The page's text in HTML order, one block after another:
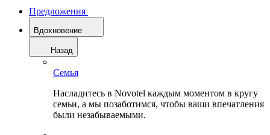
Предложения
Вдохновение
Назад
Семья
Насладитесь в Novotel каждым моментом в кругу
семьи, а мы позаботимся, чтобы ваши впечатления
были незабываемыми.